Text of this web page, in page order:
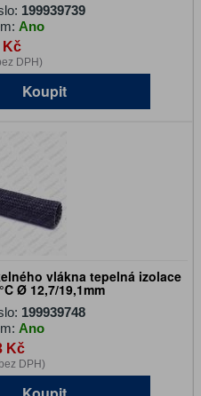
199939739
Ano
Kč
DPH)
Koupit
vlákna tepelná izolace
Ø 12,7/19,1mm
199939748
Ano
Kč
DPH)